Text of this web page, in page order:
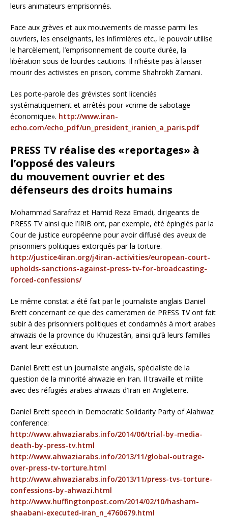
leurs animateurs emprisonnés.
Face aux grèves et aux mouvements de masse parmi les
ouvriers, les enseignants, les infirmières etc., le pouvoir utilise
le harcèlement, l’emprisonnement de courte durée, la
libération sous de lourdes cautions. Il n’hésite pas à laisser
mourir des activistes en prison, comme Shahrokh Zamani.
Les porte-parole des grévistes sont licenciés
systématiquement et arrêtés pour «crime de sabotage
économique». http://www.iran-
echo.com/echo_pdf/un_president_iranien_a_paris.pdf
PRESS TV réalise des «reportages» à
l’opposé des valeurs
du mouvement ouvrier et des
défenseurs des droits humains
Mohammad Sarafraz et Hamid Reza Emadi, dirigeants de
PRESS TV ainsi que l’IRIB ont, par exemple, été épinglés par la
Cour de justice européenne pour avoir diffusé des aveux de
prisonniers politiques extorqués par la torture.
http://justice4iran.org/j4iran-activities/european-court-
upholds-sanctions-against-press-tv-for-broadcasting-
forced-confessions/
Le même constat a été fait par le journaliste anglais Daniel
Brett concernant ce que des cameramen de PRESS TV ont fait
subir à des prisonniers politiques et condamnés à mort arabes
ahwazis de la province du Khuzestân, ainsi qu’à leurs familles
avant leur exécution.
Daniel Brett est un journaliste anglais, spécialiste de la
question de la minorité ahwazie en Iran. Il travaille et milite
avec des réfugiés arabes ahwazis d’Iran en Angleterre.
Daniel Brett speech in Democratic Solidarity Party of Alahwaz
conference:
http://www.ahwaziarabs.info/2014/06/trial-by-media-
death-by-press-tv.html
http://www.ahwaziarabs.info/2013/11/global-outrage-
over-press-tv-torture.html
http://www.ahwaziarabs.info/2013/11/press-tvs-torture-
confessions-by-ahwazi.html
http://www.huffingtonpost.com/2014/02/10/hasham-
shaabani-executed-iran_n_4760679.html